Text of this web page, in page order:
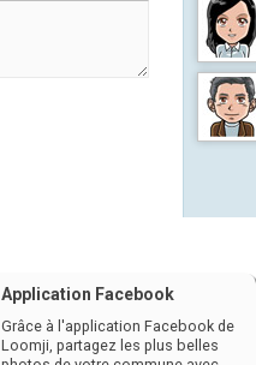
Application Facebook
Grâce à l'application Facebook de
Loomji, partagez les plus belles